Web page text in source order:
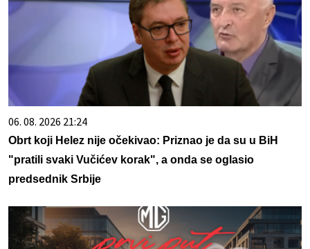
06. 08. 2026 21:24
Obrt koji Helez nije očekivao: Priznao je da su u BiH
"pratili svaki Vučićev korak", a onda se oglasio
predsednik Srbije